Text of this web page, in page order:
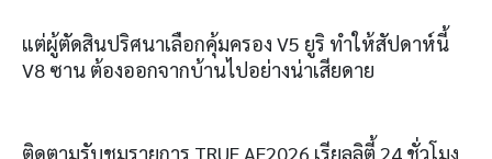
แต่ผู้ตัดสินปริศนาเลือกคุ้มครอง V5 ยูริ ทำให้สัปดาห์นี้
V8 ซาน ต้องออกจากบ้านไปอย่างน่าเสียดาย
ติดตามรับชมรายการ TRUE AF2026 เรียลลิตี้ 24 ชั่วโมง